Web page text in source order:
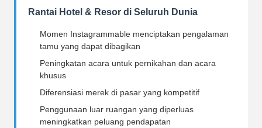
Rantai Hotel & Resor di Seluruh Dunia
Momen Instagrammable menciptakan pengalaman
tamu yang dapat dibagikan
Peningkatan acara untuk pernikahan dan acara
khusus
Diferensiasi merek di pasar yang kompetitif
Penggunaan luar ruangan yang diperluas
meningkatkan peluang pendapatan